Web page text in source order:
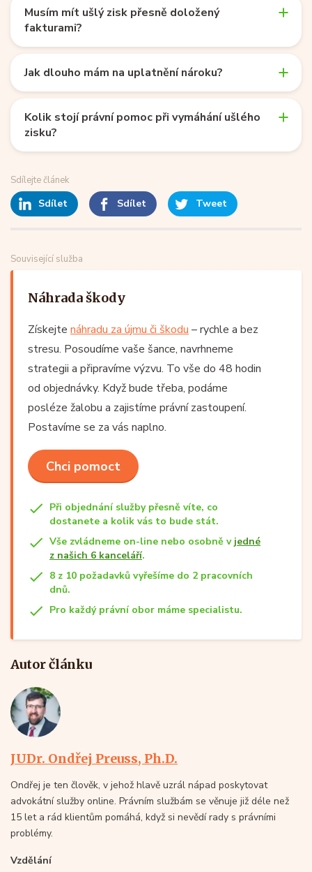
Musím mít ušlý zisk přesně doložený
fakturami?
Jak dlouho mám na uplatnění nároku?
Kolik stojí právní pomoc při vymáhání ušlého
zisku?
Sdílejte článek
Sdílet Sdílet Tweet
Související služba
Náhrada škody
Získejte náhradu za újmu či škodu – rychle a bez
stresu. Posoudíme vaše šance, navrhneme
strategii a připravíme výzvu. To vše do 48 hodin
od objednávky. Když bude třeba, podáme
posléze žalobu a zajistíme právní zastoupení.
Postavíme se za vás naplno.
Chci pomoct
Při objednání služby přesně víte, co
dostanete a kolik vás to bude stát.
Vše zvládneme on-line nebo osobně v jedné
z našich 6 kanceláří.
8 z 10 požadavků vyřešíme do 2 pracovních
dnů.
Pro každý právní obor máme specialistu.
Autor článku
JUDr. Ondřej Preuss, Ph.D.
Ondřej je ten člověk, v jehož hlavě uzrál nápad poskytovat
advokátní služby online. Právním službám se věnuje již déle než
15 let a rád klientům pomáhá, když si nevědí rady s právními
problémy.
Vzdělání